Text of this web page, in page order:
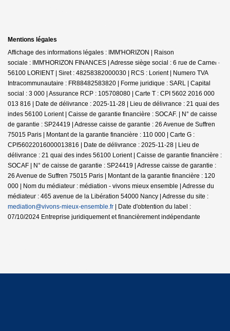
Mentions légales
Affichage des informations légales : IMM'HORIZON | Raison
sociale : IMM'HORIZON FINANCES | Adresse siège social : 6 rue de Carnel -
56100 LORIENT | Siret : 48258382000030 | RCS : Lorient | Numero TVA
Intracommunautaire : FR88482583820 | Forme juridique : SARL | Capital
social : 3 000 | Assurance RCP : 105708080 | Carte T : CPI 5602 2016 000
013 816 | Date de délivrance : 2025-11-28 | Lieu de délivrance : 21 quai des
indes 56100 Lorient | Caisse de garantie financière : SOCAF. | N° de caisse
de garantie : SP24419 | Adresse caisse de garantie : 26 Avenue de Suffren
75015 Paris | Montant de la garantie financière : 110 000 | Carte G :
CPI56022016000013816 | Date de délivrance : 2025-11-28 | Lieu de
délivrance : 21 quai des indes 56100 Lorient | Caisse de garantie financière :
SOCAF | N° de caisse de garantie : SP24419 | Adresse caisse de garantie :
26 Avenue de Suffren 75015 Paris | Montant de la garantie financière : 120
000 | Nom du médiateur : médiation - vivons mieux ensemble | Adresse du
médiateur : 465 avenue de la Libération 54000 Nancy | Adresse du site :
mediation@vivons-mieux-ensemble.fr | Date d'obtention du label :
07/10/2024 Entreprise juridiquement et financièrement indépendante